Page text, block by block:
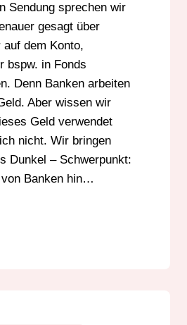
Sendung sprechen wir
gesagt über
dem Konto,
bspw. in Fonds
Denn Banken arbeiten
Aber wissen wir
Geld verwendet
nicht. Wir bringen
Dunkel – Schwerpunkt:
Banken hin…